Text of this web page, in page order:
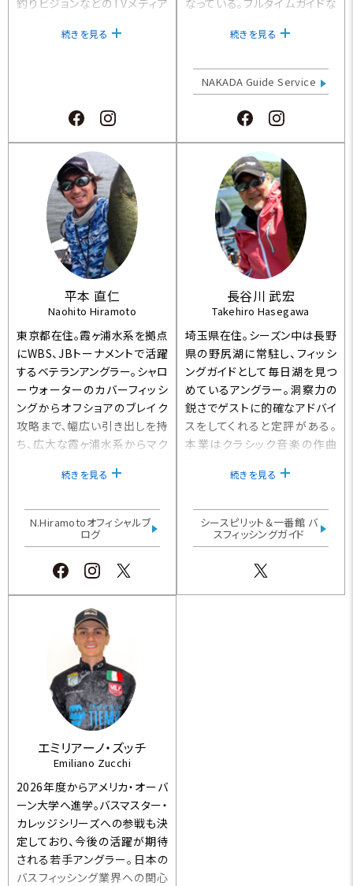
釣りビジョンなどのTVメディア
とJBのトーナメントに出場する
続きを見る
なっている。フルタイムガイドな
活かし、山中湖や河口湖のトー
続きを見る
NAKADA Guide Service
平本 直仁
Naohito Hiramoto
東京都在住。霞ヶ浦水系を拠点
にWBS、JBトーナメントで活躍
するベテランアングラー。シャロ
ーウォーターのカバーフィッシ
ングからオフショアのブレイク
攻略まで、幅広い引き出しを持
ち、広大な霞ヶ浦水系からマク
す理論、テクニックは秀逸。
続きを見る
N.Hiramotoオフィシャルブ
ログ
長谷川 武宏
Takehiro Hasegawa
埼玉県在住。シーズン中は長野
県の野尻湖に常駐し、フィッシ
ングガイドとして毎日湖を見つ
めているアングラー。洞察力の
鋭さでゲストに的確なアドバイ
スをしてくれると定評がある。
本業はクラシック音楽の作曲
続きを見る
シースピリット＆一番館 バ
スフィッシングガイド
エミリアーノ・ズッチ
Emiliano Zucchi
2026年度からアメリカ・オーバ
ーン大学へ進学。バスマスター・
カレッジシリーズへの参戦も決
定しており、今後の活躍が期待
される若手アングラー。日本の
バスフィッシング業界への関心